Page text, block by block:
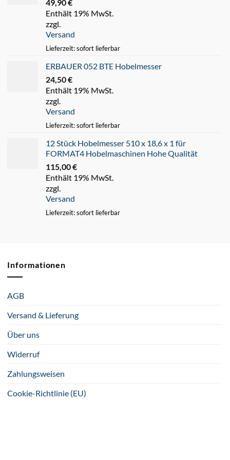
49,90€
Enthält 19% MwSt.
zzgl.
Versand
Lieferzeit: sofort lieferbar
ERBAUER 052 BTE Hobelmesser
24,50€
Enthält 19% MwSt.
zzgl.
Versand
Lieferzeit: sofort lieferbar
12 Stück Hobelmesser 510 x 18,6 x 1 für
FORMAT4 Hobelmaschinen Hohe Qualität
115,00€
Enthält 19% MwSt.
zzgl.
Versand
Lieferzeit: sofort lieferbar
Informationen
AGB
Versand & Lieferung
Über uns
Widerruf
Zahlungsweisen
Cookie-Richtlinie (EU)